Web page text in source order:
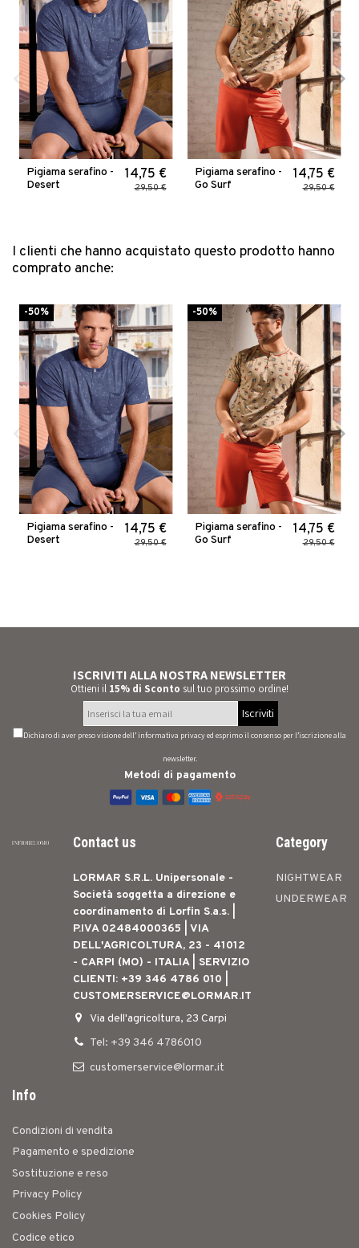
Pigiama serafino -
Desert
14,75 €
29,50 €
Pigiama serafino -
Go Surf
14,75 €
29,50 €
I clienti che hanno acquistato questo prodotto hanno
comprato anche:
-50%
Pigiama serafino -
Desert
14,75 €
29,50 €
-50%
Pigiama serafino -
Go Surf
14,75 €
29,50 €
ISCRIVITI ALLA NOSTRA NEWSLETTER
Ottieni il 15% di Sconto sul tuo prossimo ordine!
Iscriviti
Dichiaro di aver preso visione dell’informativa privacyed esprimo il consenso per l’iscrizione alla
newsletter.
Metodi di pagamento
Contact us
LORMAR S.R.L. Unipersonale -
Società soggetta a direzione e
coordinamento di Lorfin S.a.s. |
P.IVA 02484000365 | VIA
DELL'AGRICOLTURA, 23 - 41012
- CARPI (MO) - ITALIA | SERVIZIO
CLIENTI: +39 346 4786 010 |
CUSTOMERSERVICE@LORMAR.IT
Via dell'agricoltura, 23 Carpi
Tel: +39 346 4786010
customerservice@lormar.it
Category
NIGHTWEAR
UNDERWEAR
Info
Condizioni di vendita
Pagamento e spedizione
Sostituzione e reso
Privacy Policy
Cookies Policy
Codice etico